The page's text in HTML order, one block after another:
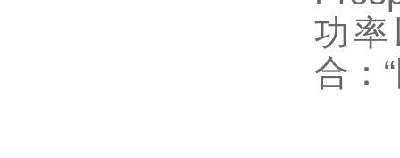
功
合：